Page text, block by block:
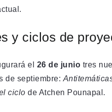
y ciclos de
el 26 de junio tres
de septiembre:
ciclo de Atchen Pounapal.